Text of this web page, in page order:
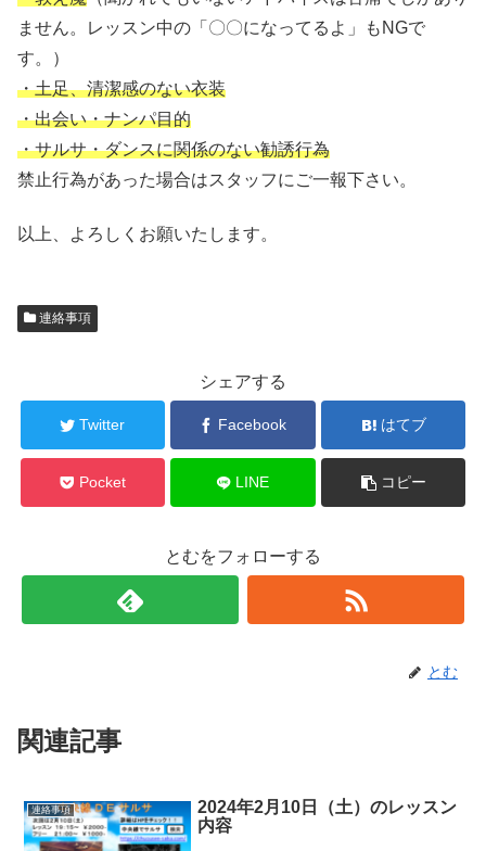
ません。レッスン中の「〇〇になってるよ」もNGで
す。）
・土足、清潔感のない衣装
・出会い・ナンパ目的
・サルサ・ダンスに関係のない勧誘行為
禁止行為があった場合はスタッフにご一報下さい。
以上、よろしくお願いたします。
連絡事項
シェアする
Twitter Facebook はてブ
Pocket LINE コピー
とむをフォローする
とむ
関連記事
連絡事項
2024年2月10日（土）のレッスン
内容